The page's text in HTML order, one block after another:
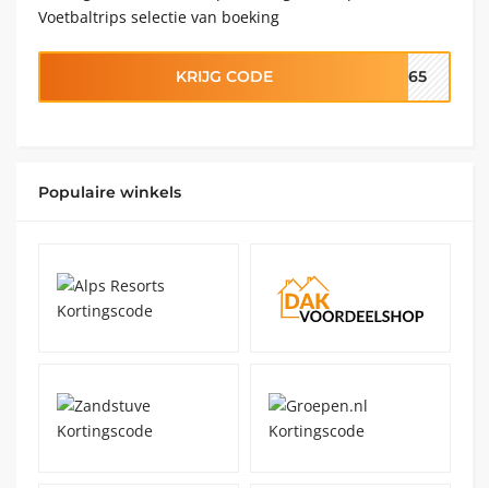
Voetbaltrips selectie van boeking
KRIJG CODE ��65
Populaire winkels